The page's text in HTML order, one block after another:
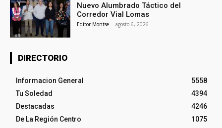
Nuevo Alumbrado Táctico del
Corredor Vial Lomas
Editor Montse - agosto 6, 2026
DIRECTORIO
Informacion General
5558
Tu Soledad
4394
Destacadas
4246
De La Región Centro
1075